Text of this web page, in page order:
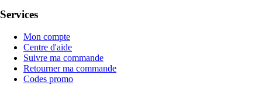
Services
Mon compte
Centre d'aide
Suivre ma commande
Retourner ma commande
Codes promo